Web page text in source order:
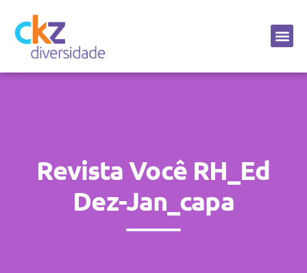
Revista Você RH_Ed
Dez-Jan_capa